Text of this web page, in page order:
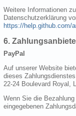
Weitere Informationen
Datenschutzerklärung
https://help.github.com/
6.
PayPal
Auf unserer Website
dieses
22-24 Boulevard Royal,
Wenn Sie die
eingegebenen